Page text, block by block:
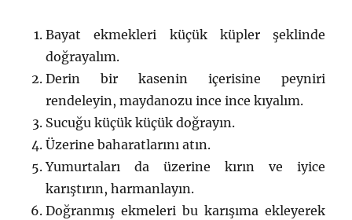
Bayat ekmekleri küçük küpler şeklinde
doğrayalım.
Derin bir kasenin içerisine peyniri
rendeleyin, maydanozu ince ince kıyalım.
Sucuğu küçük küçük doğrayın.
Üzerine baharatlarını atın.
Yumurtaları da üzerine kırın ve iyice
karıştırın, harmanlayın.
Doğranmış ekmeleri bu karışıma ekleyerek